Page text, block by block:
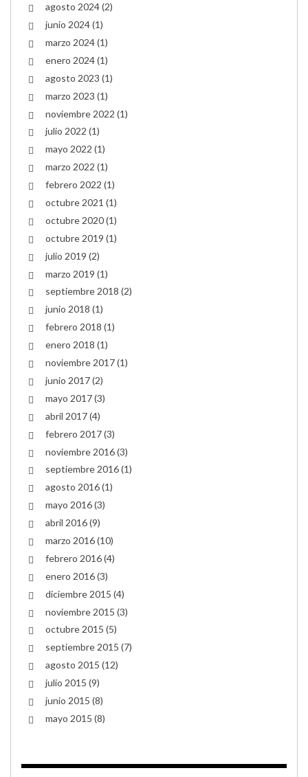
agosto 2024(2)
junio 2024(1)
marzo 2024(1)
enero 2024(1)
agosto 2023 (1)
marzo 2023 (1)
noviembre 2022 (1)
julio 2022 (1)
mayo 2022 (1)
marzo 2022 (1)
febrero 2022 (1)
octubre 2021 (1)
octubre 2020(1)
octubre 2019 (1)
julio 2019 (2)
marzo 2019 (1)
septiembre 2018 (2)
junio 2018 (1)
febrero 2018 (1)
enero 2018 (1)
noviembre 2017(1)
junio 2017(2)
mayo 2017(3)
abril 2017(4)
febrero 2017(3)
noviembre 2016(3)
septiembre 2016(1)
agosto 2016(1)
mayo 2016(3)
abril 2016(9)
marzo 2016(10)
febrero 2016(4)
enero 2016(3)
diciembre 2015 (4)
noviembre 2015 (3)
octubre 2015 (5)
septiembre 2015 (7)
agosto 2015 (12)
julio 2015 (9)
junio 2015 (8)
mayo 2015 (8)